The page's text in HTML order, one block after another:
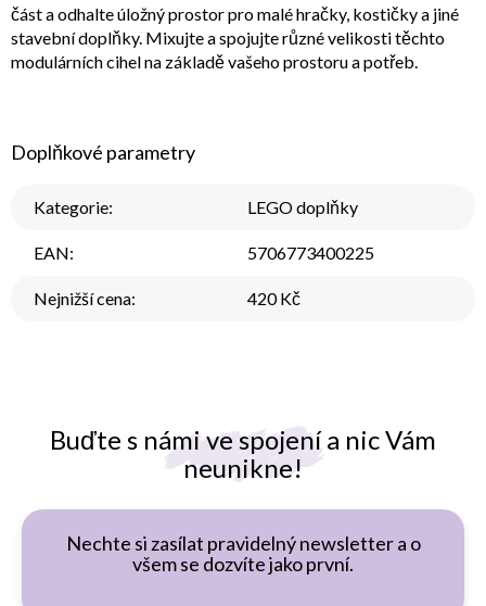
Buďte s námi ve spojení a nic Vám
neunikne!
Nechte si zasílat pravidelný newsletter a o
všem se dozvíte jako první.
část a odhalte úložný prostor pro malé hračky, kostičky a jiné
stavební doplňky. Mixujte a spojujte různé velikosti těchto
modulárních cihel na základě vašeho prostoru a potřeb.
Doplňkové parametry
Kategorie: LEGO doplňky
EAN: 5706773400225
Nejnižší cena: 420 Kč